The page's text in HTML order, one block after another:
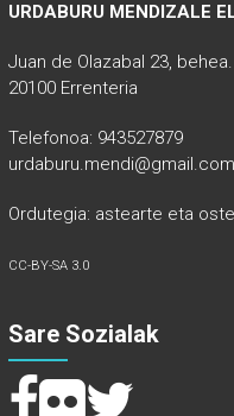
URDABURU MENDIZALE
Juan de Olazabal 23, behea.
20100 Errenteria
Telefonoa: 943527879
urdaburu.mendi@gmail.com
Ordutegia: astearte eta
CC-BY-SA 3.0
Sare Sozialak